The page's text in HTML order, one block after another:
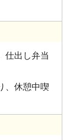
仕出し弁当
、休憩中喫